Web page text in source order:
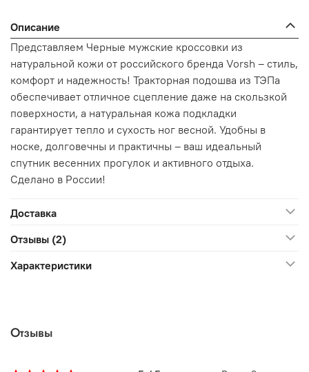
Описание
Представляем Черные мужские кроссовки из
натуральной кожи от российского бренда Vorsh – стиль,
комфорт и надежность! Тракторная подошва из ТЭПа
обеспечивает отличное сцепление даже на скользкой
поверхности, а натуральная кожа подкладки
гарантирует тепло и сухость ног весной. Удобны в
носке, долговечны и практичны – ваш идеальный
спутник весенних прогулок и активного отдыха.
Сделано в России!
Доставка
Отзывы (2)
Характеристики
Отзывы